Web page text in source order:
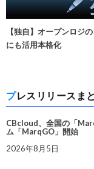
【独自】オープンロジ
にも活用本格化
プレスリリースま
CBcloud、全国の「
ム「MarqGO」開始
2026年8月5日